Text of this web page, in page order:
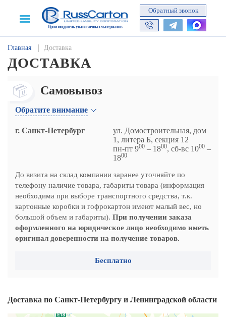
Производитель упаковочных материалов
Обратный звонок
Главная Доставка
ДОСТАВКА
Самовывоз
Обратите внимание
г. Санкт-Петербург
ул. Домостроительная, дом
1, литера Б, секция 12
пн-пт 900 – 1800, сб-вс 1000 –
1800
До визита на склад компании заранее уточняйте по
телефону наличие товара, габариты товара (информация
необходима при выборе транспортного средства, т.к.
картонные коробки и гофрокартон имеют малый вес, но
большой объем и габариты). При получении заказа
оформленного на юридическое лицо необходимо иметь
оригинал доверенности на получение товаров.
Бесплатно
Доставка по Санкт-Петербургу и Ленинградской области